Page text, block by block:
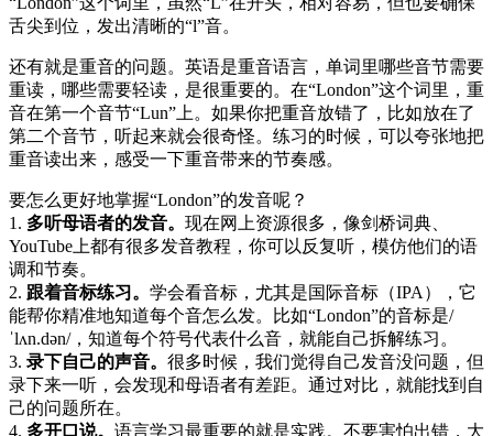
舌尖到位，发出清晰的“l”音。
还有就是重音的问题。英语是重音语言，单词里哪些音节需要
重读，哪些需要轻读，是很重要的。在“London”这个词里，重
音在第一个音节“Lun”上。如果你把重音放错了，比如放在了
第二个音节，听起来就会很奇怪。练习的时候，可以夸张地把
重音读出来，感受一下重音带来的节奏感。
要怎么更好地掌握“London”的发音呢？
1. 多听母语者的发音。 现在网上资源很多，像剑桥词典、
YouTube上都有很多发音教程，你可以反复听，模仿他们的语
调和节奏。
2. 跟着音标练习。 学会看音标，尤其是国际音标（IPA），它
能帮你精准地知道每个音怎么发。比如“London”的音标是/
ˈlʌn.dən/，知道每个符号代表什么音，就能自己拆解练习。
3. 录下自己的声音。 很多时候，我们觉得自己发音没问题，但
录下来一听，会发现和母语者有差距。通过对比，就能找到自
己的问题所在。
4. 多开口说。 语言学习最重要的就是实践。不要害怕出错，大